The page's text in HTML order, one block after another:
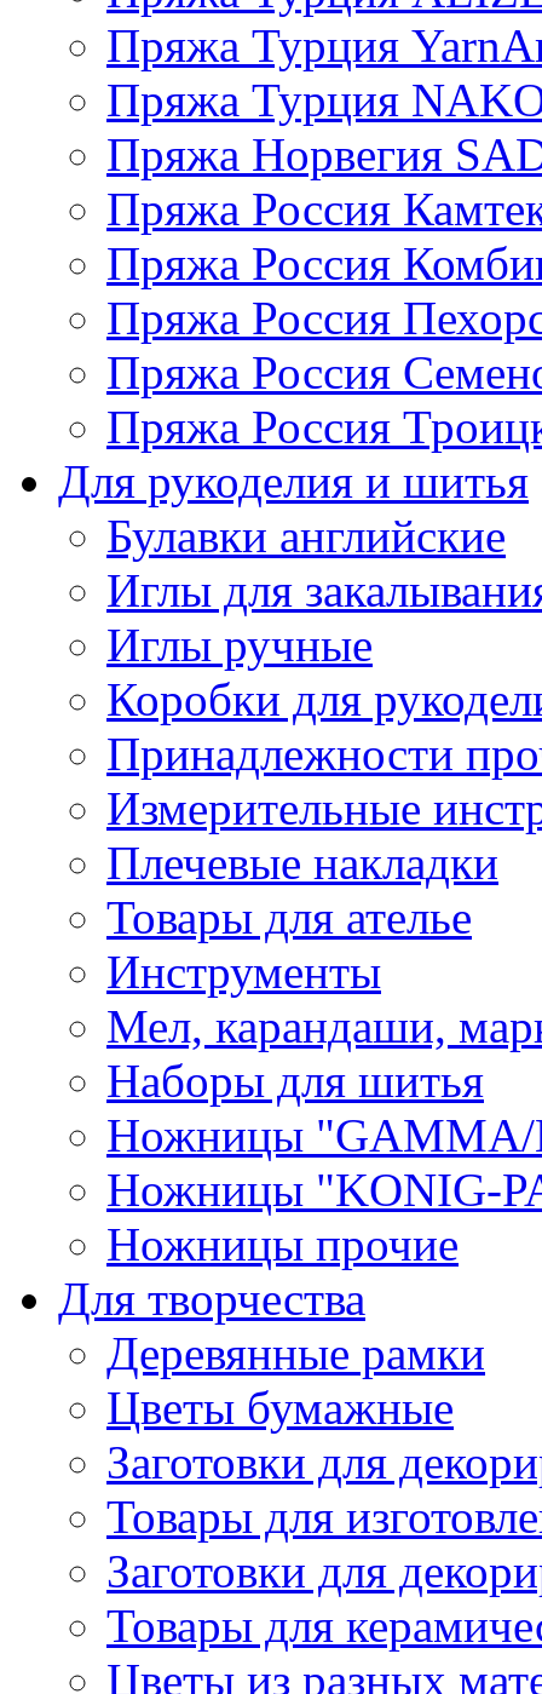
Пряжа Турция
Пряжа Турция
Пряжа Норвегия
Пряжа Россия
Пряжа Россия
Пряжа Россия
Пряжа Россия
Пряжа Россия
Для рукоделия и шитья
Булавки английские
Иглы для
Иглы ручные
Коробки для
Принадлежности
Измерительные
Плечевые накладки
Товары для ателье
Инструменты
Мел, карандаши,
Наборы для шитья
Ножницы "GAMMA/
Ножницы "KONIG-
Ножницы прочие
Для творчества
Деревянные рамки
Цветы бумажные
Заготовки для
Товары для
Заготовки для
Товары для
Цветы из разных